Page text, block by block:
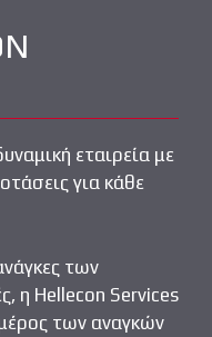
εταιρεία με
για κάθε
των
η Hellecon Services
των αναγκών